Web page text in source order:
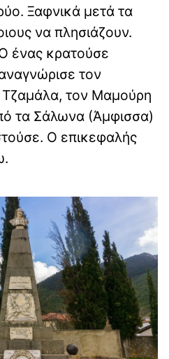
Ξαφνικά μετά τα
να πλησιάζουν.
ένας κρατούσε
τον
Τζαμάλα, τον Μαμούρη
τα Σάλωνα (Άμφισσα)
Ο επικεφαλής